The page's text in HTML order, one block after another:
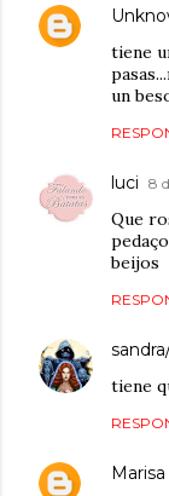
tiene
un
luci 8
Que
pedaço
beijos
tiene
Marisa